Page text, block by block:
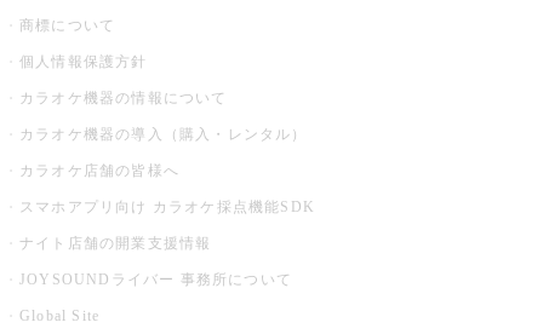
商標について
個人情報保護方針
カラオケ機器の情報について
カラオケ機器の導入（購入・レンタル）
カラオケ店舗の皆様へ
スマホアプリ向け カラオケ採点機能SDK
ナイト店舗の開業支援情報
JOYSOUNDライバー 事務所について
Global Site